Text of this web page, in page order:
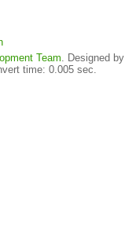
Team. Designed by
time: 0.005 sec.